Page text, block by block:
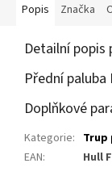
Popis Značka
Detailní popis
Přední paluba
Doplňkové
Kategorie: Trup
EAN: Hull